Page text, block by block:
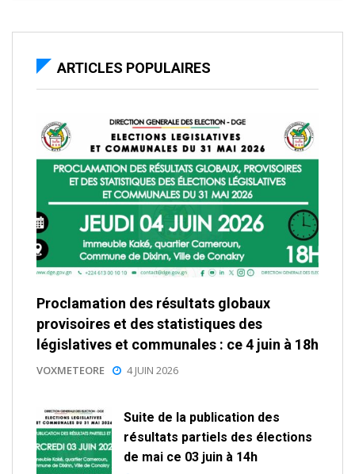
ARTICLES POPULAIRES
Proclamation des résultats globaux
provisoires et des statistiques des
législatives et communales : ce 4 juin à 18h
VOXMETEORE 4 JUIN 2026
Suite de la publication des
résultats partiels des élections
de mai ce 03 juin à 14h